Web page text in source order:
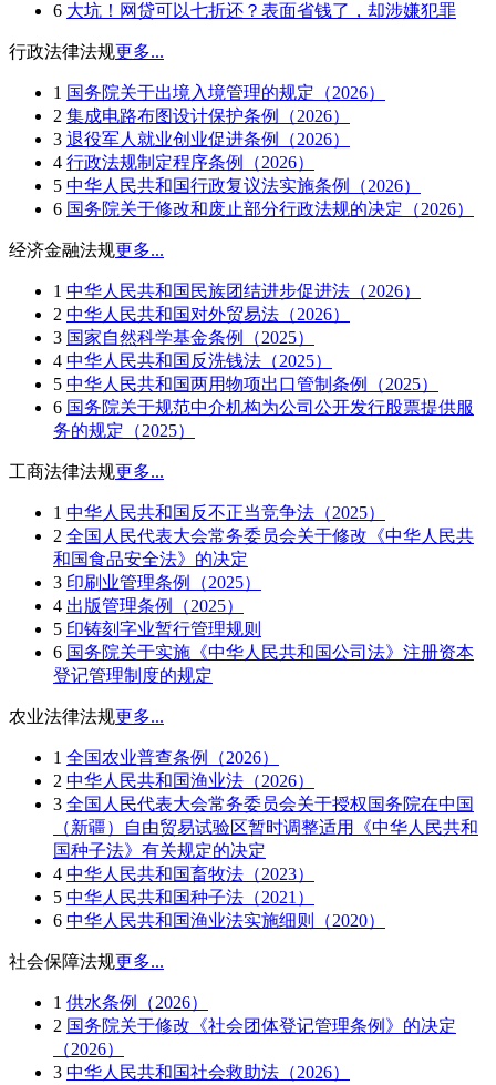
6 大坑！网贷可以七折还？表面省钱了，却涉嫌犯罪
行政法律法规更多...
1 国务院关于出境入境管理的规定（2026）
2 集成电路布图设计保护条例（2026）
3 退役军人就业创业促进条例（2026）
4 行政法规制定程序条例（2026）
5 中华人民共和国行政复议法实施条例（2026）
6 国务院关于修改和废止部分行政法规的决定（2026）
经济金融法规更多...
1 中华人民共和国民族团结进步促进法（2026）
2 中华人民共和国对外贸易法（2026）
3 国家自然科学基金条例（2025）
4 中华人民共和国反洗钱法（2025）
5 中华人民共和国两用物项出口管制条例（2025）
6 国务院关于规范中介机构为公司公开发行股票提供服
务的规定（2025）
工商法律法规更多...
1 中华人民共和国反不正当竞争法（2025）
2 全国人民代表大会常务委员会关于修改《中华人民共
和国食品安全法》的决定
3 印刷业管理条例（2025）
4 出版管理条例（2025）
5 印铸刻字业暂行管理规则
6 国务院关于实施《中华人民共和国公司法》注册资本
登记管理制度的规定
农业法律法规更多...
1 全国农业普查条例（2026）
2 中华人民共和国渔业法（2026）
3 全国人民代表大会常务委员会关于授权国务院在中国
（新疆）自由贸易试验区暂时调整适用《中华人民共和
国种子法》有关规定的决定
4 中华人民共和国畜牧法（2023）
5 中华人民共和国种子法（2021）
6 中华人民共和国渔业法实施细则（2020）
社会保障法规更多...
1 供水条例（2026）
2 国务院关于修改《社会团体登记管理条例》的决定
（2026）
3 中华人民共和国社会救助法（2026）